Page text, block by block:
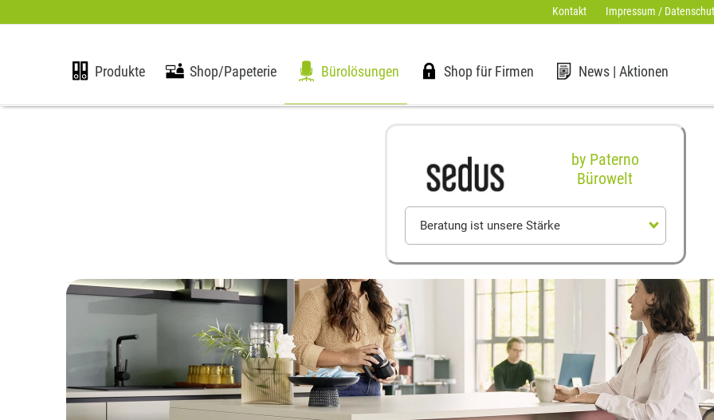
Kontakt Impressum /
Produkte Shop/Papeterie Bürolösungen Shop für Firmen News | Aktionen
by Paterno
Bürowelt
Beratung ist unsere Stärke
Sie haben Fragen?
Blätterbroschüren
Ausstellung
Öffnungszeiten
Abverkauf Möbel